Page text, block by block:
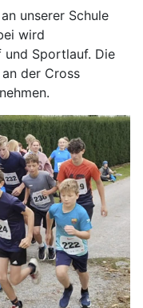
unserer Schule
wird
und Sportlauf. Die
der Cross